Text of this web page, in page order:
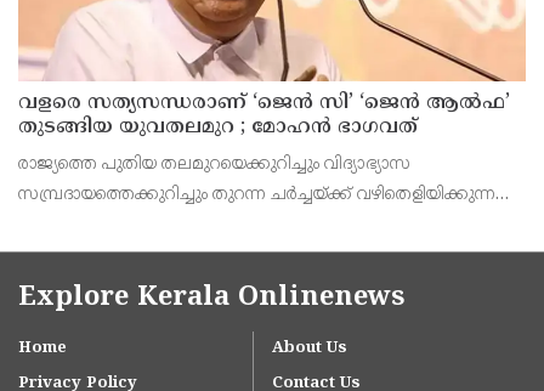
വളരെ സത്യസന്ധരാണ് ‘ജെൻ സി’ ‘ജെൻ ആൽഫ’
തുടങ്ങിയ യുവതലമുറ ; മോഹൻ ഭാഗവത്
രാജ്യത്തെ പുതിയ തലമുറയെക്കുറിച്ചും വിദ്യാഭ്യാസ
സമ്പ്രദായത്തെക്കുറിച്ചും തുറന്ന ചർച്ചയ്ക്ക് വഴിതെളിയിക്കുന്ന
മോഹൻ ഭാഗവത് രംഗത്ത്. നിലവിലെ തലമുറയെക്കാൾ വളരെ
Explore Kerala Onlinenews
Home
About Us
Privacy Policy
Contact Us